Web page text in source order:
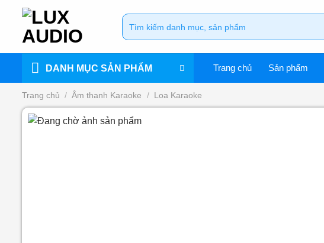
dung
Tìm
kiếm:
DANH MỤC SẢN PHẨM Trang chủ Sản phẩm
Trang chủ / Âm thanh Karaoke / Loa Karaoke